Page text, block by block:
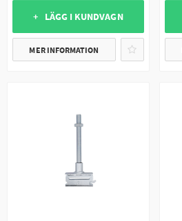
+ LÄGG I KUNDVAGN
MER INFORMATION